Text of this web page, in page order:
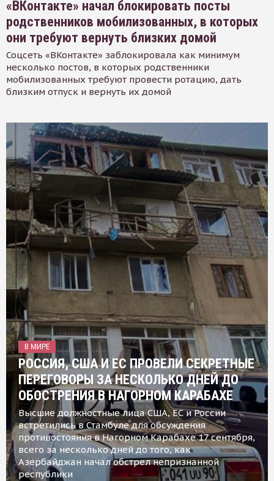
«ВКонтакте» начал блокировать посты
родственников мобилизованных, в которых
они требуют вернуть близких домой
Соцсеть «ВКонтакте» заблокировала как минимум
несколько постов, в которых родственники
мобилизованных требуют провести ротацию, дать
близким отпуск и вернуть их домой
В МИРЕ
РОССИЯ, США И ЕС ПРОВЕЛИ СЕКРЕТНЫЕ
ПЕРЕГОВОРЫ ЗА НЕСКОЛЬКО ДНЕЙ ДО
ОБОСТРЕНИЯ В НАГОРНОМ КАРАБАХЕ
Высшие должностные лица США, ЕС и России
встретились в Стамбуле для обсуждения
противостояния в Нагорном Карабахе 17 сентября,
всего за несколько дней до того, как
Азербайджан начал обстрел непризнанной
республики